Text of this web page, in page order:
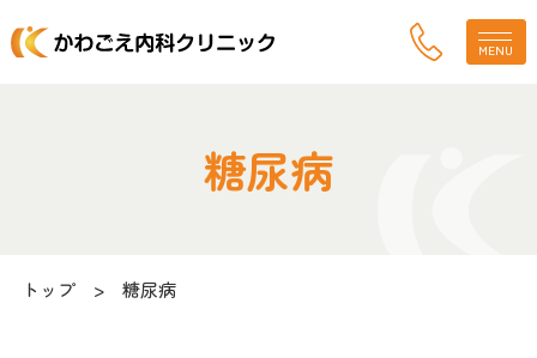
内視鏡検査
endoscopy
糖尿病
トップ 糖尿病